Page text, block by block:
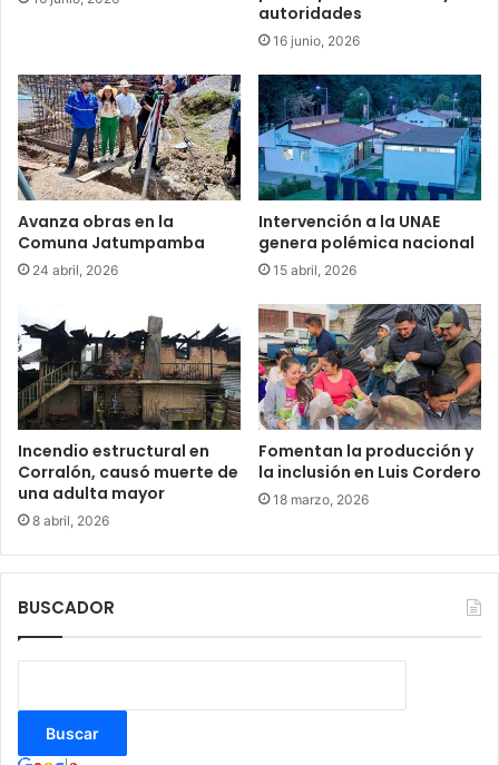
autoridades
16 junio, 2026
Avanza obras en la
Comuna Jatumpamba
24 abril, 2026
Intervención a la UNAE
genera polémica nacional
15 abril, 2026
Incendio estructural en
Corralón, causó muerte de
una adulta mayor
8 abril, 2026
Fomentan la producción y
la inclusión en Luis Cordero
18 marzo, 2026
BUSCADOR